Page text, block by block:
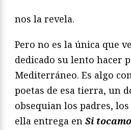
nos la revela.
Pero no es la única que
dedicado su lento hacer
Mediterráneo. Es algo
poetas de esa tierra, un
obsequian los padres,
ella entrega en Si